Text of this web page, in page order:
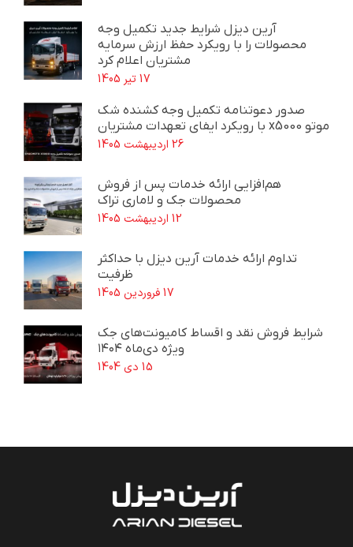
آرین دیزل شرایط جدید تکمیل وجه
محصولات را با رویکرد حفظ ارزش سرمایه
مشتریان اعلام کرد
17 تیر 1405
صدور دعوتنامه تکمیل وجه کشنده شک
موتو x5000 با رویکرد ایفای تعهدات مشتریان
26 اردیبهشت 1405
هم‌افزایی ارائه خدمات پس از فروش
محصولات جک و لاماری تراک
12 اردیبهشت 1405
تداوم ارائه خدمات آرین دیزل با حداکثر
ظرفیت
17 فروردین 1405
شرایط فروش نقد و اقساط کامیونت‌های جک
ویژه دی‌ماه ۱۴۰۴
15 دی 1404